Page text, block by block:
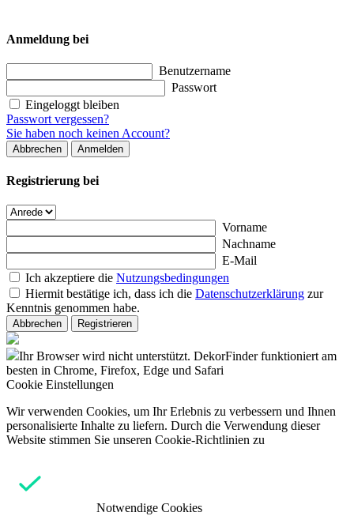
Anmeldung bei
Benutzername
Passwort
Eingeloggt bleiben
Passwort vergessen?
Sie haben noch keinen Account?
Abbrechen Anmelden
Registrierung bei
Vorname
Nachname
E-Mail
Ich akzeptiere die Nutzungsbedingungen
Hiermit bestätige ich, dass ich die Datenschutzerklärung zur
Kenntnis genommen habe.
Abbrechen Registrieren
Ihr Browser wird nicht unterstützt. DekorFinder funktioniert am
besten in Chrome, Firefox, Edge und Safari
Cookie Einstellungen
Wir verwenden Cookies, um Ihr Erlebnis zu verbessern und Ihnen
personalisierte Inhalte zu liefern. Durch die Verwendung dieser
Website stimmen Sie unseren Cookie-Richtlinien zu
Notwendige Cookies